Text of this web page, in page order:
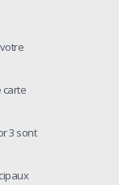
carte
3 sont